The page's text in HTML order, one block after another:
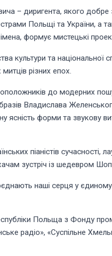
– диригента, якого добре
Польщі та України, а
формує мистецькі
культури та
різних епох.
до модерних
Владислава
форми та звукову
піаністів сучасності,
зустріч із шедевром
наші серця у
Польща з Фонду
радіо», «Суспільне